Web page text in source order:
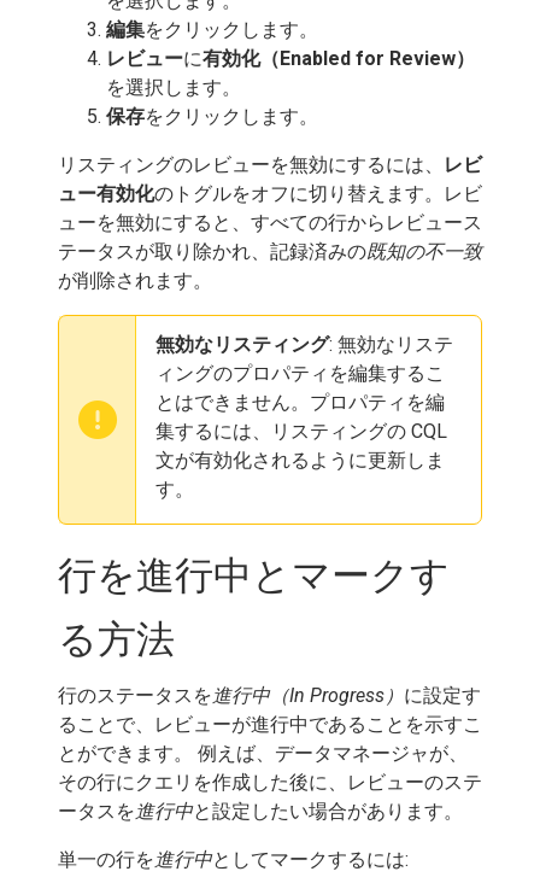
編集をクリックします。
レビューに有効化（Enabled for Review）
を選択します。
保存をクリックします。
リスティングのレビューを無効にするには、
レビ
ュー有効化のトグルをオフに切り替えます。レビ
ューを無効にすると、すべての行からレビュース
テータスが取り除かれ、記録済みの既知の不一致
が削除されます。
無効なリスティング: 無効なリステ
ィングのプロパティを編集するこ
とはできません。プロパティを編
集するには、リスティングの CQL
文が有効化されるように更新しま
す。
行を進行中とマークす
る方法
行のステータスを進行中（In Progress） に設定す
ることで、レビューが進行中であることを示すこ
とができます。 例えば、データマネージャが、
その行にクエリを作成した後に、レビューのステ
ータスを進行中と設定したい場合があります。
単一の行を進行中としてマークするには: